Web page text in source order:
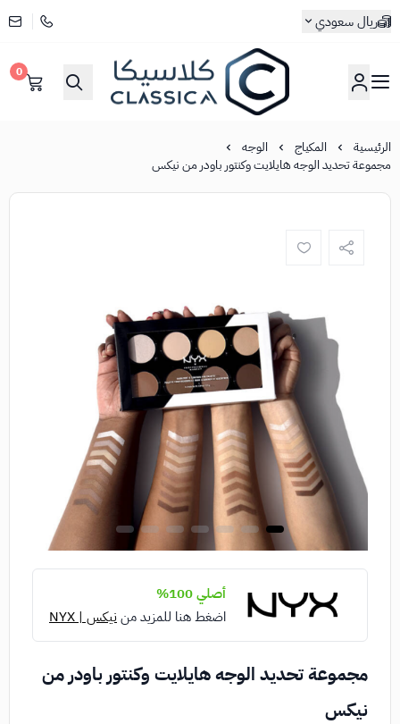
ريال سعودي
كلاسيكا
0
الرئيسية المكياج
الوجه
مجموعة تحديد الوجه هايلايت وكنتور باودر من نيكس
أصلي 100%
اضغط هنا للمزيد من نيكس | NYX
مجموعة تحديد الوجه هايلايت وكنتور باودر من
نيكس